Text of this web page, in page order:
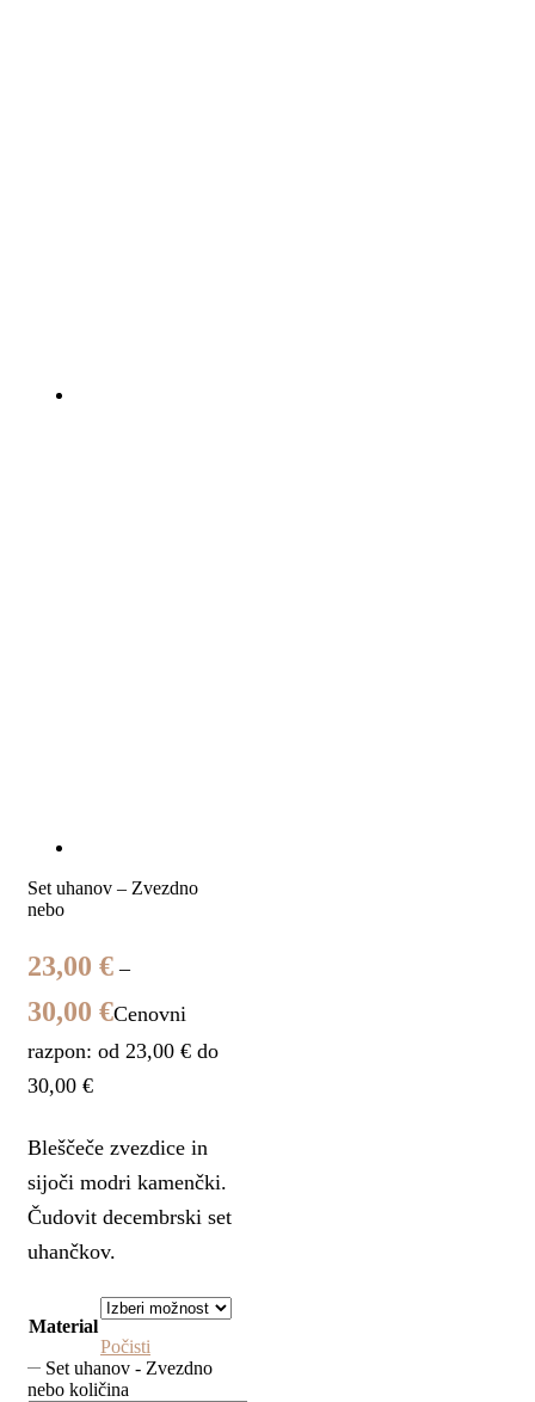
Set uhanov – Zvezdno
nebo
23,00 € –
30,00 €Cenovni
razpon: od 23,00 € do
30,00 €
Bleščeče zvezdice in
sijoči modri kamenčki.
Čudovit decembrski set
uhančkov.
Material
Počisti
Set uhanov - Zvezdno
nebo količina